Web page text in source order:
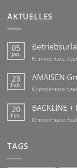
AKTUELLES
05
Jan.
Kommentare
23
Feb.
AMAISEN
Kommentare
20
Feb.
BACKLINE
Kommentare
TAGS